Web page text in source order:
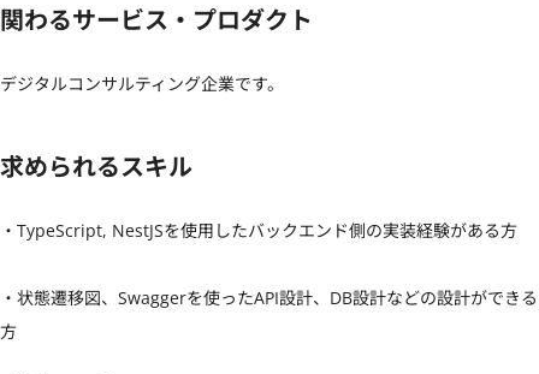
関わるサービス・プロダクト
デジタルコンサルティング企業です。
求められるスキル
・TypeScript, NestJSを使用したバックエンド側の実装経験がある方
・状態遷移図、Swaggerを使ったAPI設計、DB設計などの設計ができる
方